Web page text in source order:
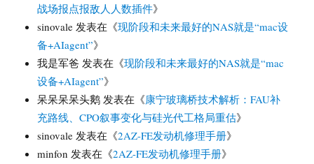
战场报点报敌人人数插件》
sinovale 发表在《现阶段和未来最好的NAS就是“mac设
备+AIagent”》
我是军爸 发表在《现阶段和未来最好的NAS就是“mac
设备+AIagent”》
呆呆呆呆头鹅 发表在《康宁玻璃桥技术解析：FAU补
充路线、CPO叙事变化与硅光代工格局重估》
sinovale 发表在《2AZ-FE发动机修理手册》
minfon 发表在《2AZ-FE发动机修理手册》